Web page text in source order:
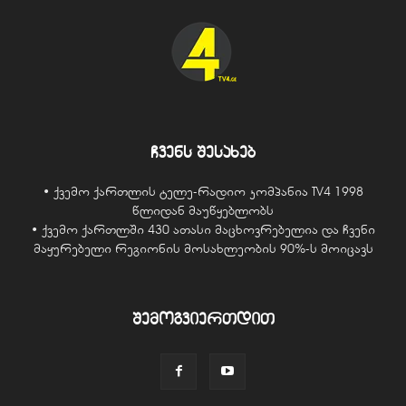
ჩვენს შესახებ
• ქვემო ქართლის ტელე-რადიო კომპანია TV4 1998
წლიდან მაუწყებლობს
• ქვემო ქართლში 430 ათასი მაცხოვრებელია და ჩვენი
მაყურებელი რეგიონის მოსახლეობის 90%-ს მოიცავს
შემოგვიერთდით